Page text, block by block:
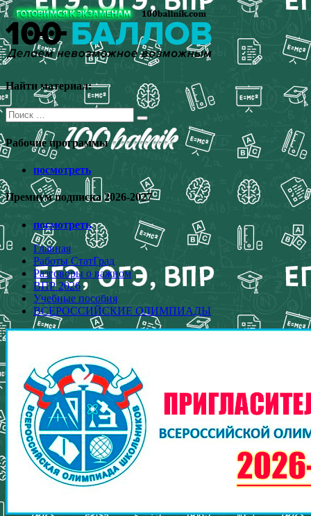
Перейти
к
содержимому
Найти материал:
Поиск
для:
Рабочие программы
посмотреть
Премиум подписка 2026-2027
посмотреть
Главная
Работы СтатГрад
Разговоры о важном
ВПР 2026
Учебные пособия
ВСЕРОССИЙСКИЕ ОЛИМПИАДЫ